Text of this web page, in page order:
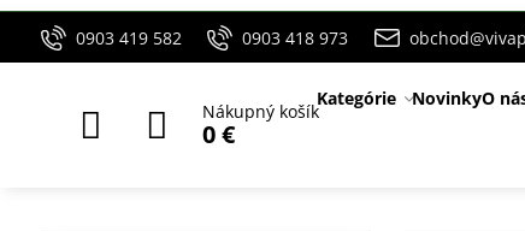
0903 419 582 0903 418 973
Nákupný košík
0 €
Kategórie NovinkyO